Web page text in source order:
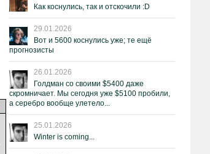
Как коснулись, так и отскочили :D
29.01.2026
Вот и 5600 коснулись уже; те ещё
прогнозисты
26.01.2026
Голдман со своими $5400 даже
скромничает. Мы сегодня уже $5100 пробили,
а серебро вообще улетело...
25.01.2026
Winter is coming...